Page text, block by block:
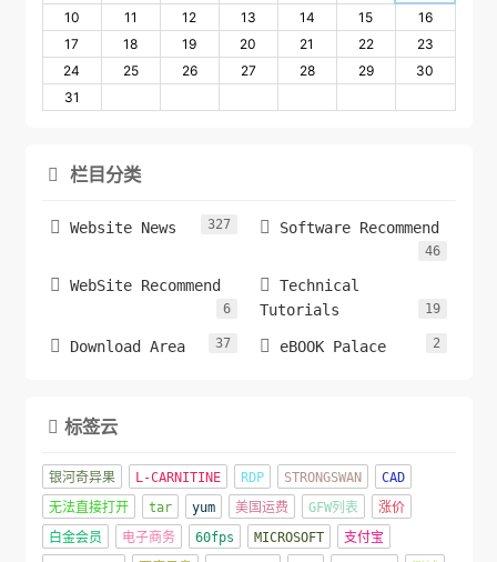
10
11 12 13 14 15
16
17
18 19 20 21 22
23
24
25 26 27 28 29
30
31
 栏目分类
 Website News 327  Software Recommend
46
 WebSite Recommend
6

Technical
Tutorials
19
 Download Area 37  eBOOK Palace 2
 标签云
银河奇异果 L-CARNITINE RDP STRONGSWAN
CAD
无法直接打开
tar yum 美国运费 GFW列表
涨价
白金会员
电子商务 60fps MICROSOFT
支付宝